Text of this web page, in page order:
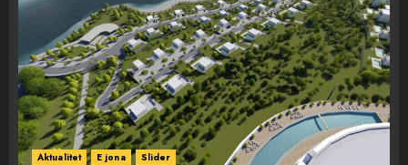
Aktualitet E jona Slider